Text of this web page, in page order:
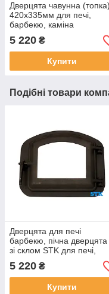
Дверцята чавунна (топка)
420х335мм для печі,
барбекю, каміна
5 220 ₴
Купити
Подібні товари
Дверцята для печі
барбекю, пічна дверцята
зі склом STK для печі,
5 220 ₴
Купити